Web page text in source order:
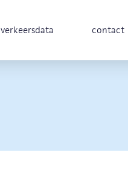
verkeersdata contact